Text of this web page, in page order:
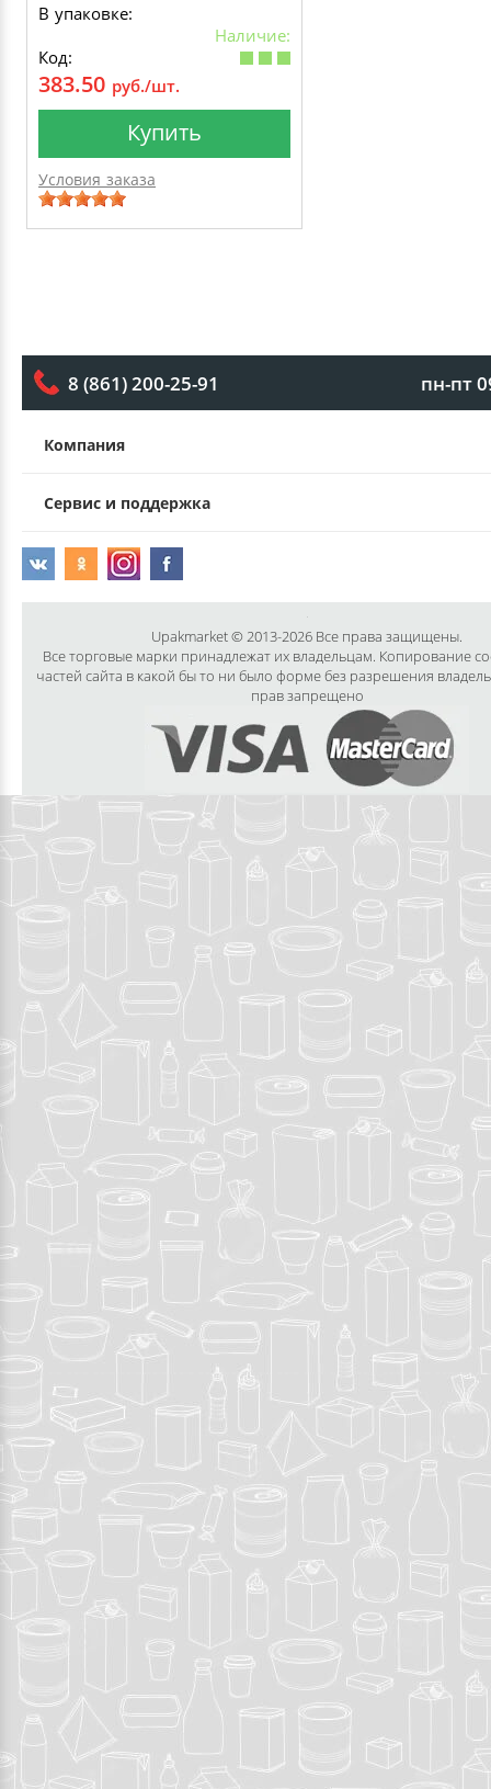
В упаковке:
Наличие:
Код:
383.50 руб./шт.
Купить
Условия заказа
8 (861) 200-25-91 пн-пт
Компания
Сервис и поддержка
Upakmarket © 2013-2026 Все права защищены.
Все торговые марки принадлежат их владельцам. Копирование
частей сайта в какой бы то ни было форме без разрешения
прав запрещено